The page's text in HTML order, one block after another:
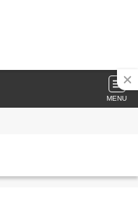
MENU